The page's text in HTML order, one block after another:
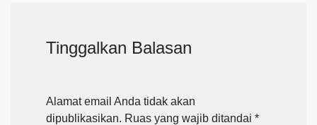
Tinggalkan Balasan
Alamat email Anda tidak akan
dipublikasikan. Ruas yang wajib ditandai *